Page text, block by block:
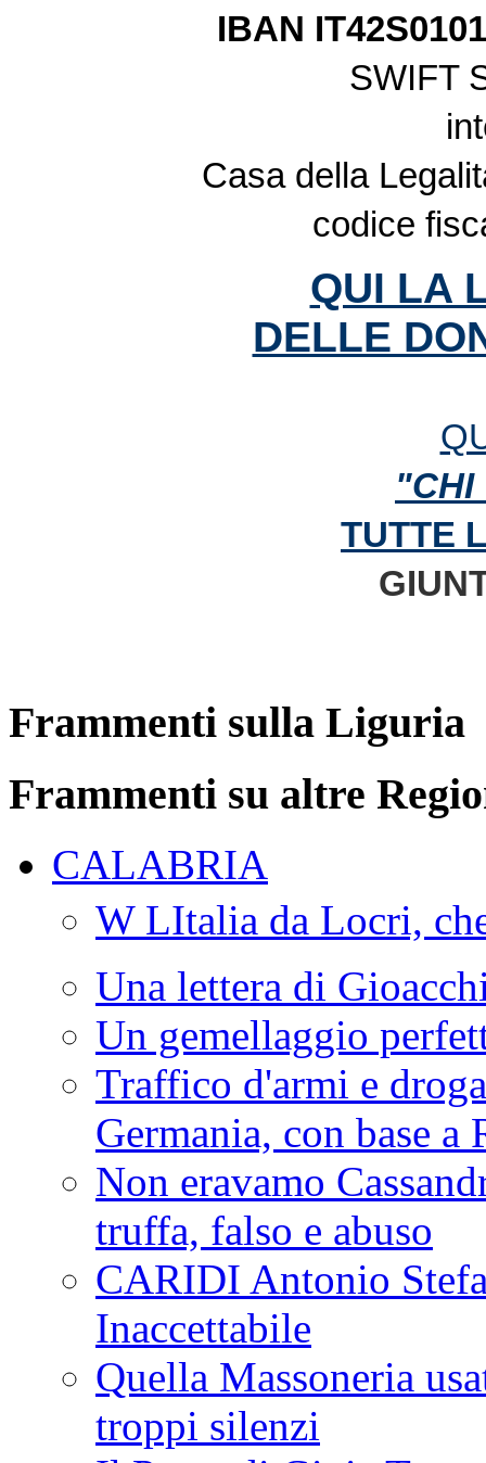
IBAN
SWIFT
Casa della
codice
QUI LA
DELLE
"CHI
TUTTE
Frammenti sulla Liguria
Frammenti su altre
CALABRIA
W LItalia da Locri,
Una lettera di
Un gemellaggio
Traffico d'armi e
Germania, con base a
Non eravamo
truffa, falso e abuso
CARIDI Antonio
Inaccettabile
Quella Massoneria
troppi silenzi